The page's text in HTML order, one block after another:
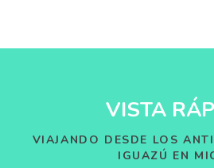
VISTA
VIAJANDO DESDE LOS
IGUAZÚ EN